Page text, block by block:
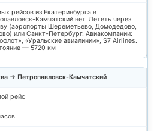
рейсов из Екатеринбурга в
Камчатский нет. Лететь через
(аэропорты Шереметьево, Домодедово,
или Санкт-Петербург. Авиакомпании:
«Уральские авиалинии», S7 Airlines.
— 5720 км
→ Петропавловск-Камчатский
рейс